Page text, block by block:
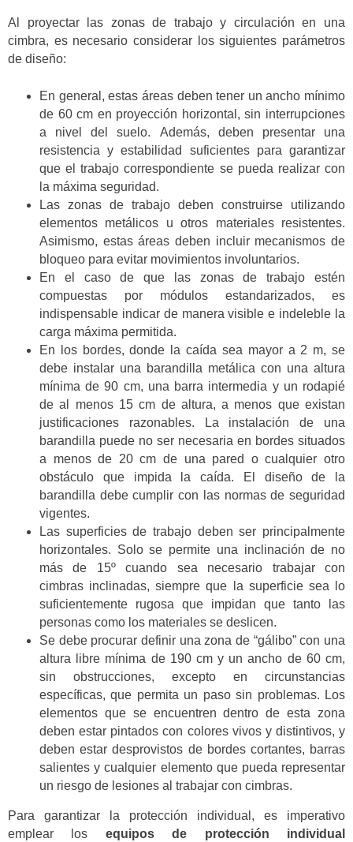
Al proyectar las zonas de trabajo y circulación en una
cimbra, es necesario considerar los siguientes parámetros
de diseño:
En general, estas áreas deben tener un ancho mínimo
de 60 cm en proyección horizontal, sin interrupciones
a nivel del suelo. Además, deben presentar una
resistencia y estabilidad suficientes para garantizar
que el trabajo correspondiente se pueda realizar con
la máxima seguridad.
Las zonas de trabajo deben construirse utilizando
elementos metálicos u otros materiales resistentes.
Asimismo, estas áreas deben incluir mecanismos de
bloqueo para evitar movimientos involuntarios.
En el caso de que las zonas de trabajo estén
compuestas por módulos estandarizados, es
indispensable indicar de manera visible e indeleble la
carga máxima permitida.
En los bordes, donde la caída sea mayor a 2 m, se
debe instalar una barandilla metálica con una altura
mínima de 90 cm, una barra intermedia y un rodapié
de al menos 15 cm de altura, a menos que existan
justificaciones razonables. La instalación de una
barandilla puede no ser necesaria en bordes situados
a menos de 20 cm de una pared o cualquier otro
obstáculo que impida la caída. El diseño de la
barandilla debe cumplir con las normas de seguridad
vigentes.
Las superficies de trabajo deben ser principalmente
horizontales. Solo se permite una inclinación de no
más de 15º cuando sea necesario trabajar con
cimbras inclinadas, siempre que la superficie sea lo
suficientemente rugosa que impidan que tanto las
personas como los materiales se deslicen.
Se debe procurar definir una zona de “gálibo” con una
altura libre mínima de 190 cm y un ancho de 60 cm,
sin obstrucciones, excepto en circunstancias
específicas, que permita un paso sin problemas. Los
elementos que se encuentren dentro de esta zona
deben estar pintados con colores vivos y distintivos, y
deben estar desprovistos de bordes cortantes, barras
salientes y cualquier elemento que pueda representar
un riesgo de lesiones al trabajar con cimbras.
Para garantizar la protección individual, es imperativo
emplear los equipos de protección individual